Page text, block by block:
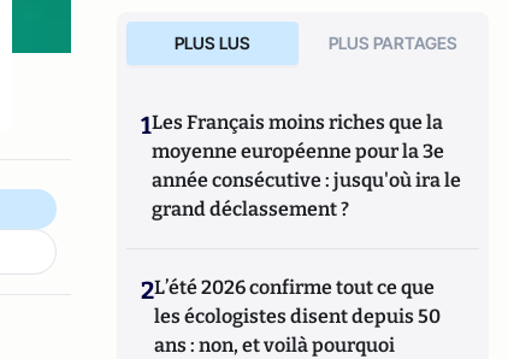
PLUS LUS PLUS PARTAGES
1Les Français moins riches que la
moyenne européenne pour la 3e
année consécutive : jusqu'où ira le
grand déclassement ?
2L’été 2026 confirme tout ce que
les écologistes disent depuis 50
ans : non, et voilà pourquoi